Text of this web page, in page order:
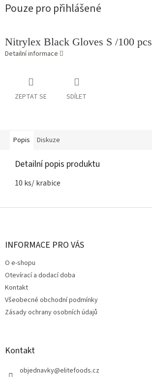
Pouze pro přihlášené
Nitrylex Black Gloves S /100 pcs
Detailní informace
ZEPTAT SE SDÍLET
Popis Diskuze
Detailní popis produktu
10 ks/ krabice
Z
INFORMACE PRO VÁS
O e-shopu
Otevírací a dodací doba
Kontakt
Všeobecné obchodní podmínky
Zásady ochrany osobních údajů
Kontakt
objednavky@elitefoods.cz